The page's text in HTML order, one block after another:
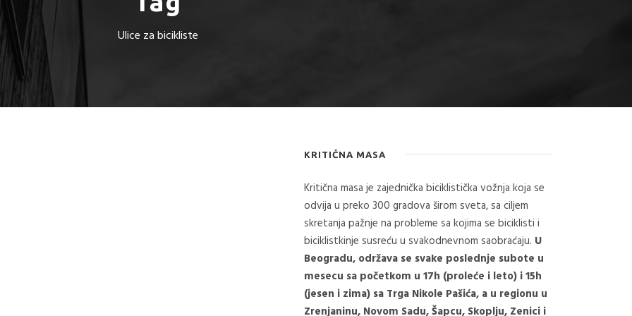
Ulice za bicikliste
KRITIČNA MASA
Kritična masa je zajednička biciklistička vožnja koja se
odvija u preko 300 gradova širom sveta, sa ciljem
skretanja pažnje na probleme sa kojima se biciklisti i
biciklistkinje susreću u svakodnevnom saobraćaju. U
Beogradu, održava se svake poslednje subote u
mesecu sa početkom u 17h (proleće i leto) i 15h
(jesen i zima) sa Trga Nikole Pašića, a u regionu u
Zrenjaninu, Novom Sadu, Šapcu, Skoplju, Zenici i